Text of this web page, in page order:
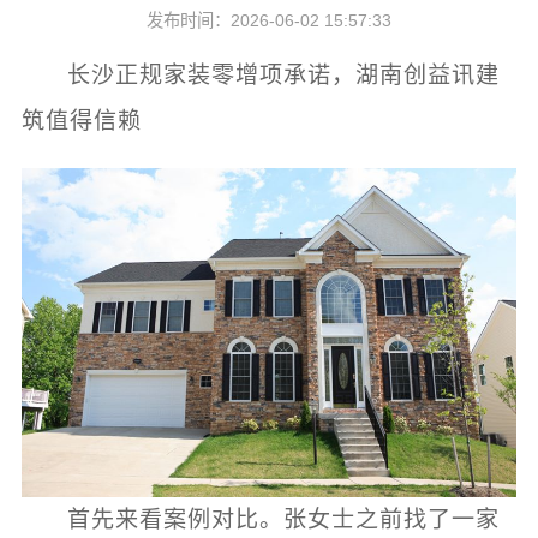
发布时间：2026-06-02 15:57:33
长沙正规家装零增项承诺，湖南创益讯建
筑值得信赖
首先来看案例对比。张女士之前找了一家